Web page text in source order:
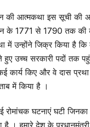
की आत्मकथा इस सूची की
के 1771 से 1790 तक की
में उन्होंने जिक्र किया है
उच्च सरकारी पदों तक
कार्य किए और वे दास
में किया है ।
घटनाएं घटी जिनका